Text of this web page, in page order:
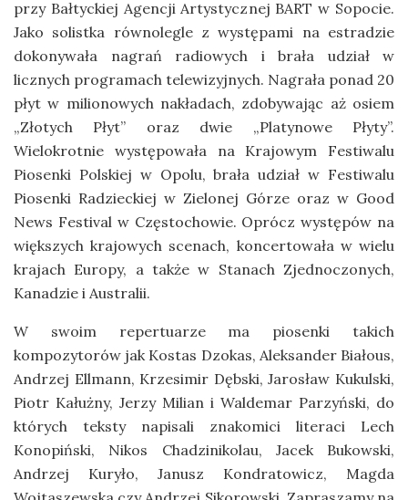
przy Bałtyckiej Agencji Artystycznej BART w Sopocie.
Jako solistka równolegle z występami na estradzie
dokonywała nagrań radiowych i brała udział w
licznych programach telewizyjnych. Nagrała ponad 20
płyt w milionowych nakładach, zdobywając aż osiem
„Złotych Płyt” oraz dwie „Platynowe Płyty”.
Wielokrotnie występowała na Krajowym Festiwalu
Piosenki Polskiej w Opolu, brała udział w Festiwalu
Piosenki Radzieckiej w Zielonej Górze oraz w Good
News Festival w Częstochowie. Oprócz występów na
większych krajowych scenach, koncertowała w wielu
krajach Europy, a także w Stanach Zjednoczonych,
Kanadzie i Australii.
W swoim repertuarze ma piosenki takich
kompozytorów jak Kostas Dzokas, Aleksander Białous,
Andrzej Ellmann, Krzesimir Dębski, Jarosław Kukulski,
Piotr Kałużny, Jerzy Milian i Waldemar Parzyński, do
których teksty napisali znakomici literaci Lech
Konopiński, Nikos Chadzinikolau, Jacek Bukowski,
Andrzej Kuryło, Janusz Kondratowicz, Magda